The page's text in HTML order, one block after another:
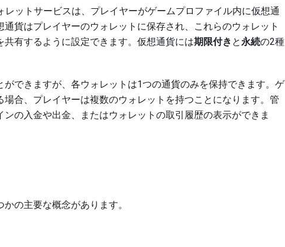
レットサービスは、プレイヤーがゲームプロファイル内に仮想通
貨はプレイヤーのウォレットに保存され、これらのウォレット
有するように設定できます。仮想通貨には期限付き と永続の2種
できますが、各ウォレットは1つの通貨のみを保持できます。ゲ
合、プレイヤーは複数のウォレットを持つことになります。管
の入金や出金、またはウォレットの取引履歴の表示ができま
の主要な概念があります。